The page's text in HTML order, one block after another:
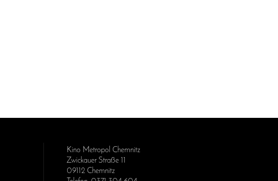
Kino Metropol Chemnitz
Zwickauer Straße 11
09112 Chemnitz